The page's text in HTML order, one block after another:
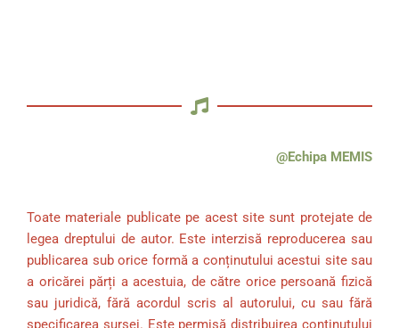
@Echipa MEMIS
Toate materiale publicate pe acest site sunt protejate de
legea dreptului de autor. Este interzisă reproducerea sau
publicarea sub orice formă a conținutului acestui site sau
a oricărei părți a acestuia, de către orice persoană fizică
sau juridică, fără acordul scris al autorului, cu sau fără
specificarea sursei. Este permisă distribuirea conținutului